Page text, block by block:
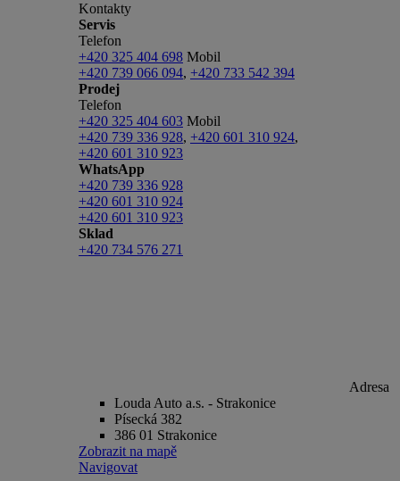
Kontakty
Servis
Telefon
+420 325 404 698 Mobil
+420 739 066 094, +420 733 542 394
Prodej
Telefon
+420 325 404 603 Mobil
+420 739 336 928, +420 601 310 924,
+420 601 310 923
WhatsApp
+420 739 336 928
+420 601 310 924
+420 601 310 923
Sklad
+420 734 576 271
Adresa
Louda Auto a.s. - Strakonice
Písecká 382
386 01 Strakonice
Zobrazit na mapě
Navigovat